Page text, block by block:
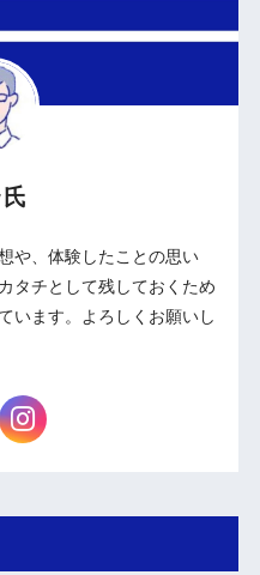
や、体験したことの思い
タチとして残しておくため
います。よろしくお願いし